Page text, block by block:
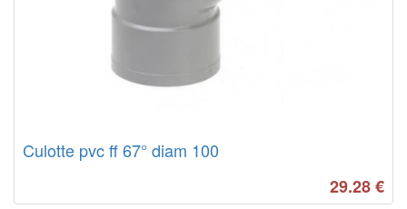
Culotte pvc ff 67° diam 100
29.28€